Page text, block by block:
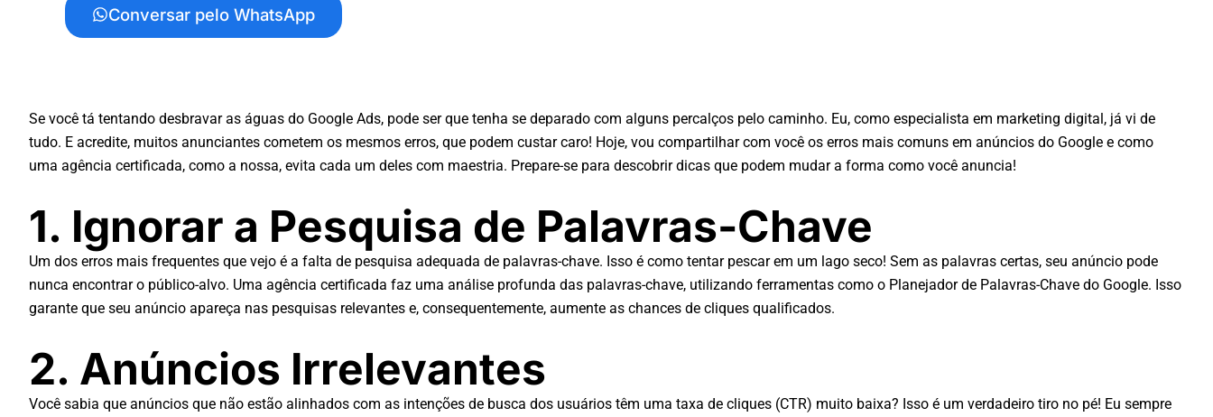
Conversar pelo WhatsApp
Se você tá tentando desbravar as águas do Google Ads, pode ser que tenha se deparado com alguns percalços pelo caminho. Eu, como especialista em marketing digital, já vi de
tudo. E acredite, muitos anunciantes cometem os mesmos erros, que podem custar caro! Hoje, vou compartilhar com você os erros mais comuns em anúncios do Google e como
uma agência certificada, como a nossa, evita cada um deles com maestria. Prepare-se para descobrir dicas que podem mudar a forma como você anuncia!
1. Ignorar a Pesquisa de Palavras-Chave
Um dos erros mais frequentes que vejo é a falta de pesquisa adequada de palavras-chave. Isso é como tentar pescar em um lago seco! Sem as palavras certas, seu anúncio pode
nunca encontrar o público-alvo. Uma agência certificada faz uma análise profunda das palavras-chave, utilizando ferramentas como o Planejador de Palavras-Chave do Google. Isso
garante que seu anúncio apareça nas pesquisas relevantes e, consequentemente, aumente as chances de cliques qualificados.
2. Anúncios Irrelevantes
Você sabia que anúncios que não estão alinhados com as intenções de busca dos usuários têm uma taxa de cliques (CTR) muito baixa? Isso é um verdadeiro tiro no pé! Eu sempre